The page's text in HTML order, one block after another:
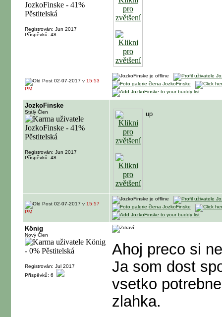
Registrován: Jun 2017
Příspěvků: 48
02-07-2017 v 15:53
PM
JozkoFinske
Stálý Člen
Registrován: Jun 2017
Příspěvků: 48
up
02-07-2017 v 15:57
PM
König
Nový Člen
Registrován: Jul 2017
Příspěvků: 6
Ahoj preco si
Ja som dost
vsetko
zlahka.